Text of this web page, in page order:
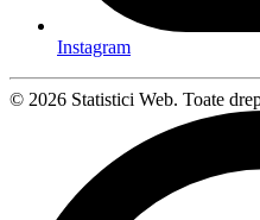
Instagram
© 2026 Statistici Web. Toate